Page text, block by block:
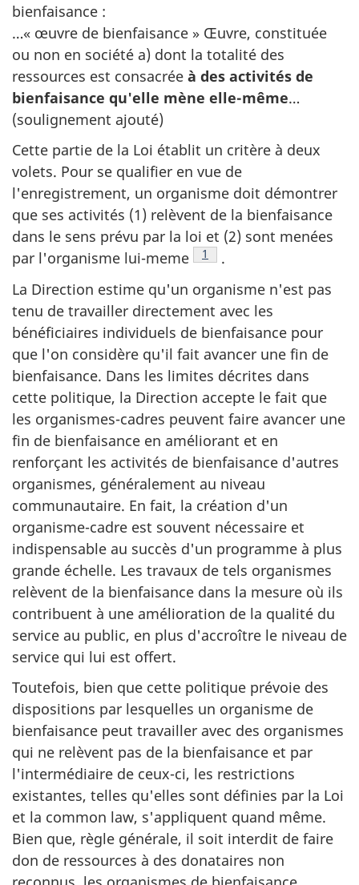
bienfaisance :
…« œuvre de bienfaisance » Œuvre, constituée
ou non en société a) dont la totalité des
ressources est consacrée à des activités de
bienfaisance qu'elle mène elle-même…
(soulignement ajouté)
Cette partie de la Loi établit un critère à deux
volets. Pour se qualifier en vue de
l'enregistrement, un organisme doit démontrer
que ses activités (1) relèvent de la bienfaisance
dans le sens prévu par la loi et (2) sont menées
par l'organisme lui-meme
ote de bas de page
1
.
La Direction estime qu'un organisme n'est pas
tenu de travailler directement avec les
bénéficiaires individuels de bienfaisance pour
que l'on considère qu'il fait avancer une fin de
bienfaisance. Dans les limites décrites dans
cette politique, la Direction accepte le fait que
les organismes-cadres peuvent faire avancer une
fin de bienfaisance en améliorant et en
renforçant les activités de bienfaisance d'autres
organismes, généralement au niveau
communautaire. En fait, la création d'un
organisme-cadre est souvent nécessaire et
indispensable au succès d'un programme à plus
grande échelle. Les travaux de tels organismes
relèvent de la bienfaisance dans la mesure où ils
contribuent à une amélioration de la qualité du
service au public, en plus d'accroître le niveau de
service qui lui est offert.
Toutefois, bien que cette politique prévoie des
dispositions par lesquelles un organisme de
bienfaisance peut travailler avec des organismes
qui ne relèvent pas de la bienfaisance et par
l'intermédiaire de ceux-ci, les restrictions
existantes, telles qu'elles sont définies par la Loi
et la common law, s'appliquent quand même.
Bien que, règle générale, il soit interdit de faire
don de ressources à des donataires non